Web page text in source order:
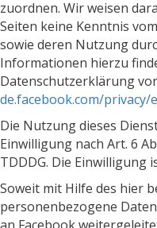
zuordnen. Wir weisen
Seiten keine Kenntnis
sowie deren Nutzung
Informationen hierzu
Datenschutzerklärung
de.facebook.com/privacy/
Die Nutzung dieses
Einwilligung nach Art. 6
TDDDG. Die Einwilligung
Soweit mit Hilfe des hier
personenbezogene